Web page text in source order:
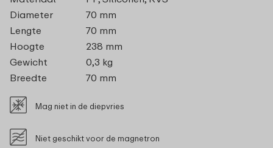
Diameter
70 mm
Lengte
70 mm
Hoogte
238 mm
Gewicht
0,3 kg
Breedte
70 mm
Mag niet in de diepvries
Niet geschikt voor de magnetron